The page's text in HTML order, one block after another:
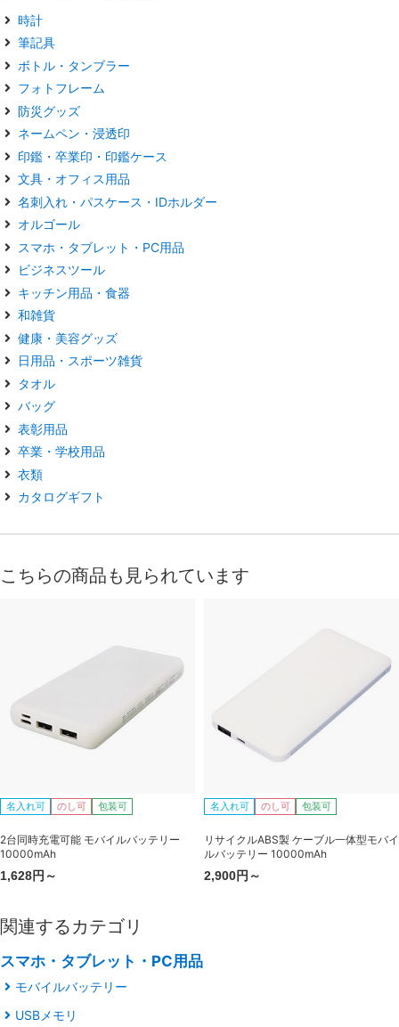
時計
筆記具
ボトル・タンブラー
フォトフレーム
防災グッズ
ネームペン・浸透印
印鑑・卒業印・印鑑ケース
文具・オフィス用品
名刺入れ・パスケース・IDホルダー
オルゴール
スマホ・タブレット・PC用品
ビジネスツール
キッチン用品・食器
和雑貨
健康・美容グッズ
日用品・スポーツ雑貨
タオル
バッグ
表彰用品
卒業・学校用品
衣類
カタログギフト
こちらの商品も見られています
名入れ可 のし可 包装可
2台同時充電可能 モバイルバッテリー
10000mAh
1,628円～
名入れ可 のし可 包装可
リサイクルABS製 ケーブル一体型モバイ
ルバッテリー 10000mAh
2,900円～
関連するカテゴリ
スマホ・タブレット・PC用品
モバイルバッテリー
USBメモリ